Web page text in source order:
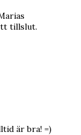
tillslut.
är bra! =)